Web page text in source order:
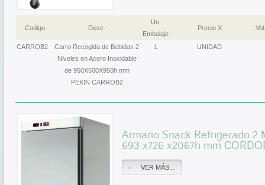
Codigo Desc.
Un.
Embalaje
Precio X Vol.
CARROB2
Carro Recogida de Bebidas 2
Niveles en Acero Inoxidable
de 950X500X950h mm
PEKIN CARROB2
1 UNIDAD
Armario Snack Refrigerado 2
693 x726 x2067h mm
VER MÁS...